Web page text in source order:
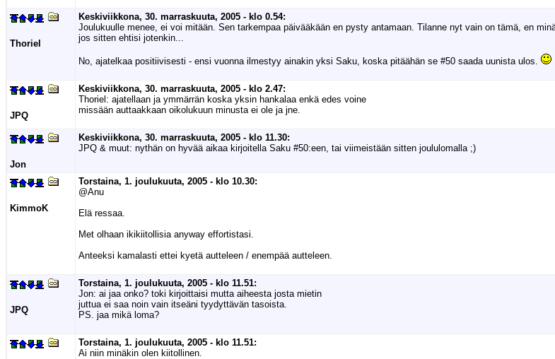
Thoriel
Keskiviikkona, 30. marraskuuta, 2005 - klo 0.54:
Joulukuulle menee, ei voi mitään. Sen tarkempaa päivääkään en pysty antamaan. Tilanne nyt vain on tämä, en
jos sitten ehtisi jotenkin...
No, ajatelkaa positiivisesti - ensi vuonna ilmestyy ainakin yksi Saku, koska pitäähän se #50 saada uunista ulos.
JPQ
Keskiviikkona, 30. marraskuuta, 2005 - klo 2.47:
Thoriel: ajatellaan ja ymmärrän koska yksin hankalaa enkä edes voine
missään auttaakkaan oikolukuun minusta ei ole ja jne.
Jon
Keskiviikkona, 30. marraskuuta, 2005 - klo 11.30:
JPQ & muut: nythän on hyvää aikaa kirjoitella Saku #50:een, tai viimeistään sitten joululomalla ;)
KimmoK
Torstaina, 1. joulukuuta, 2005 - klo 10.30:
@Anu
Elä ressaa.
Met olhaan ikikiitollisia anyway effortistasi.
Anteeksi kamalasti ettei kyetä autteleen / enempää autteleen.
JPQ
Torstaina, 1. joulukuuta, 2005 - klo 11.51:
Jon: ai jaa onko? toki kirjoittaisi mutta aiheesta josta mietin
juttua ei saa noin vain itseäni tyydyttävän tasoista.
PS. jaa mikä loma?
Torstaina, 1. joulukuuta, 2005 - klo 11.51:
Ai niin minäkin olen kiitollinen.